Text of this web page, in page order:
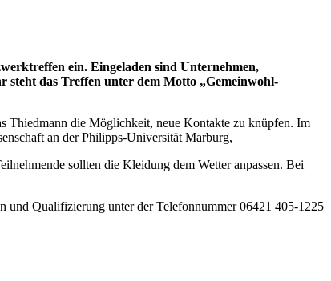
ein. Eingeladen sind Unternehmen,
steht das Treffen unter dem Motto „Gemeinwohl-
Thiedmann die Möglichkeit, neue Kontakte zu knüpfen. Im
an der Philipps-Universität Marburg,
sollten die Kleidung dem Wetter anpassen. Bei
und Qualifizierung unter der Telefonnummer 06421 405-1225